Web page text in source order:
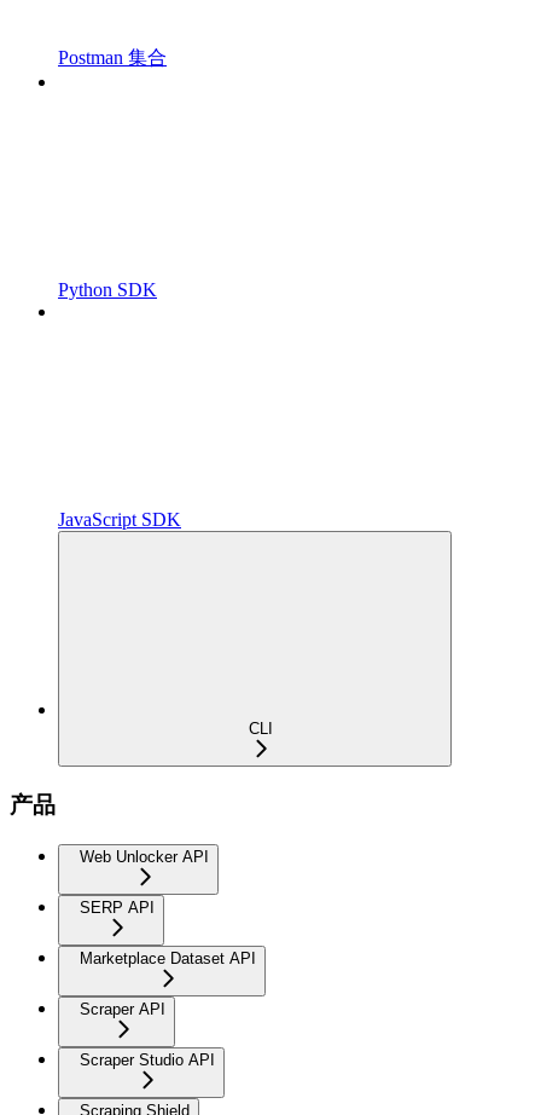
Postman 集合
Python SDK
JavaScript SDK
CLI
产品
Web Unlocker API
SERP API
Marketplace Dataset API
Scraper API
Scraper Studio API
Scraping Shield